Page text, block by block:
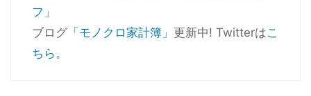
フ」
ブログ 「モノクロ家計簿」 更新中! Twitterはこ
ちら。